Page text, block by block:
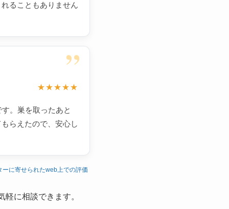
ることもありません
”
★★★★★
。巣を取ったあと
らえたので、安心し
ーに寄せられたweb上での評価
に相談できます。